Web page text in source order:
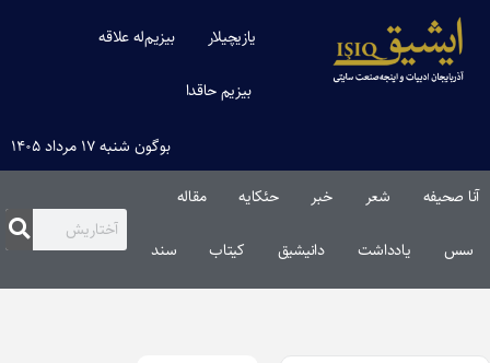
یازیچیلار بیزیم‌له علاقه
بیزیم حاقدا
بوگون شنبه ۱۷ مرداد ۱۴۰۵
آنا صحیفه شعر خبر حئکایه مقاله‌
سس یادداشت دانیشیق کیتاب سند